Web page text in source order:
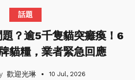
話題
？逾5千隻貓突癱瘓！6
貓糧，業者緊急回應
歡迎光琳 10 Jul, 2026